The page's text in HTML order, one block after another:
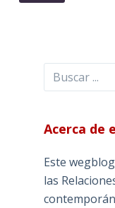
Buscar
Acerca de
Este
las